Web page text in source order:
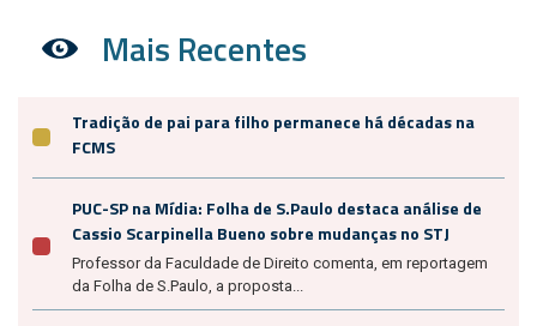
Mais Recentes
Tradição de pai para filho permanece há décadas na
FCMS
PUC-SP na Mídia: Folha de S.Paulo destaca análise de
Cassio Scarpinella Bueno sobre mudanças no STJ
Professor da Faculdade de Direito comenta, em reportagem
da Folha de S.Paulo, a proposta...